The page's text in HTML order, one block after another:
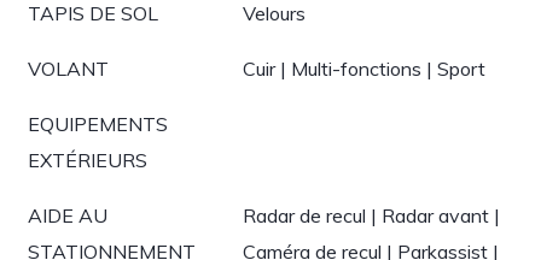
TAPIS DE SOL Velours
VOLANT Cuir | Multi-fonctions | Sport
EQUIPEMENTS
EXTÉRIEURS
AIDE AU
STATIONNEMENT
Radar de recul | Radar avant |
Caméra de recul | Parkassist |